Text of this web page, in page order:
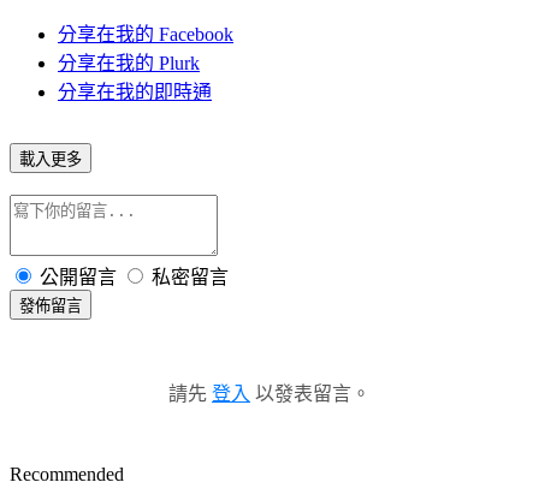
分享在我的 Facebook
分享在我的 Plurk
分享在我的即時通
載入更多
公開留言 私密留言
發佈留言
請先 登入 以發表留言。
Recommended